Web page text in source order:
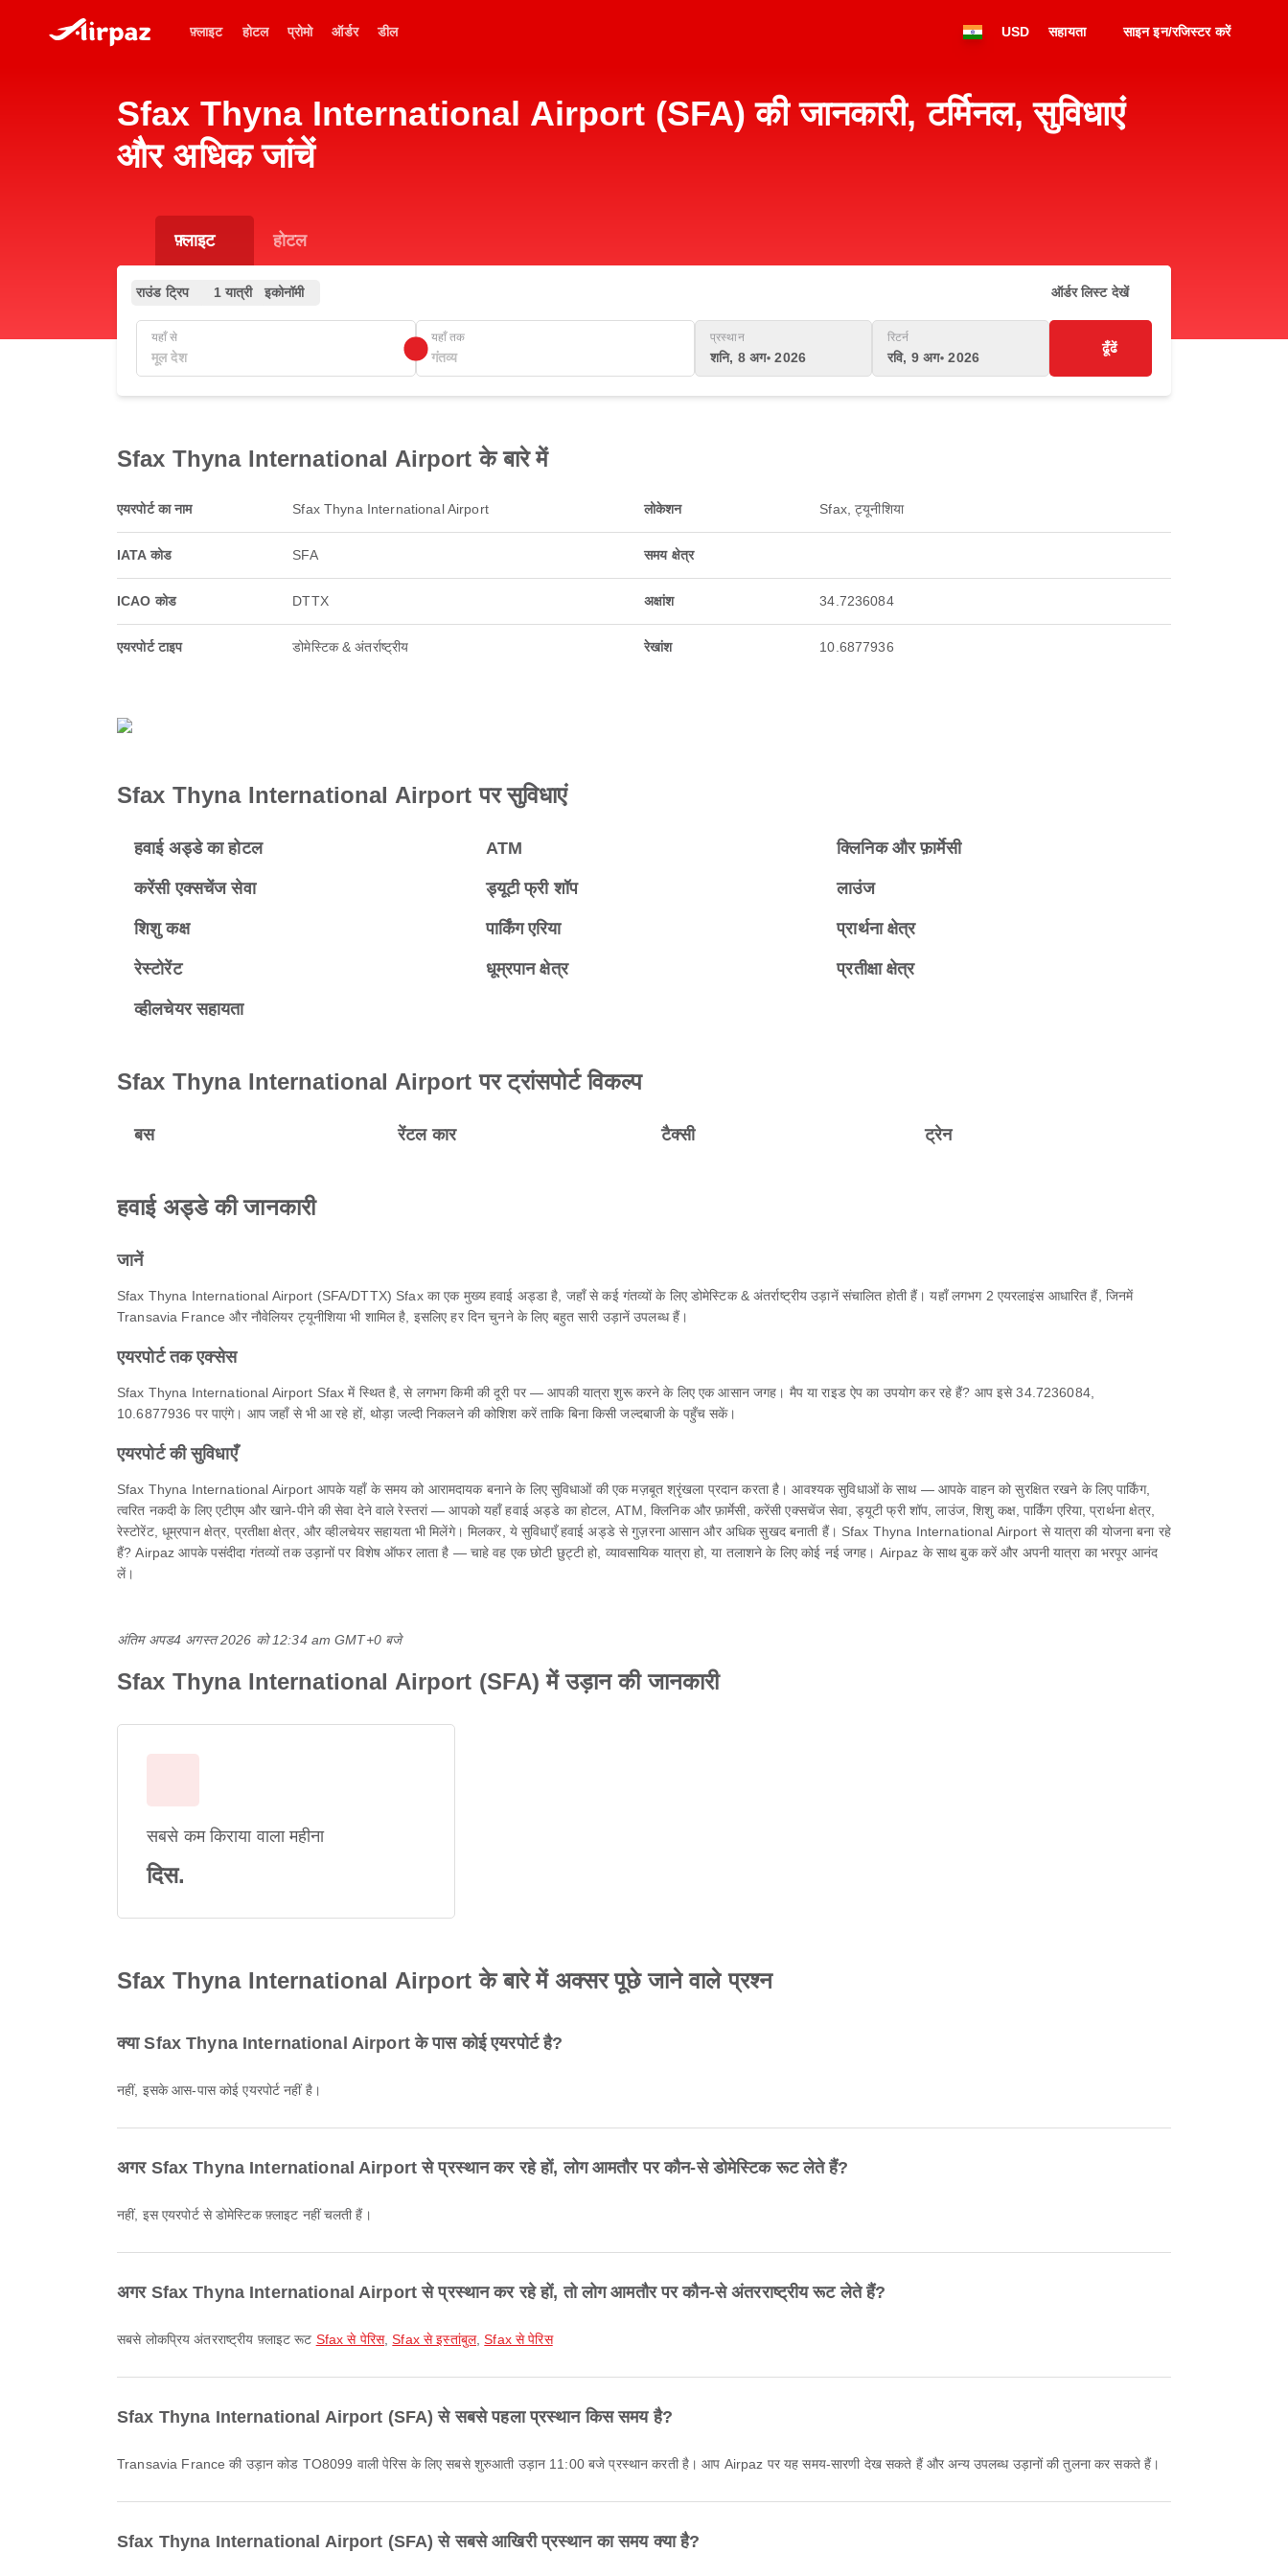
फ़्लाइट होटल प्रोमो ऑर्डर डील USD सहायता साइन इन/रजिस्टर करें
Sfax Thyna International Airport (SFA) की जानकारी, टर्मिनल, सुविधाएं
और अधिक जांचें
फ़्लाइट होटल
राउंड ट्रिप 1 यात्री इकोनॉमी ऑर्डर लिस्ट देखें
यहाँ से यहाँ तक प्रस्थान
शनि, 8 अग॰ 2026
रिटर्न
रवि, 9 अग॰ 2026
ढूँढें
Sfax Thyna International Airport के बारे में
एयरपोर्ट का नाम Sfax Thyna International Airport
IATA कोड SFA
ICAO कोड DTTX
एयरपोर्ट टाइप डोमेस्टिक & अंतर्राष्ट्रीय
लोकेशन Sfax, ट्यूनीशिया
समय क्षेत्र
अक्षांश 34.7236084
रेखांश 10.6877936
Sfax Thyna International Airport पर सुविधाएं
हवाई अड्डे का होटल ATM क्लिनिक और फ़ार्मेसी
करेंसी एक्सचेंज सेवा ड्यूटी फ्री शॉप लाउंज
शिशु कक्ष पार्किंग एरिया प्रार्थना क्षेत्र
रेस्टोरेंट धूम्रपान क्षेत्र प्रतीक्षा क्षेत्र
व्हीलचेयर सहायता
Sfax Thyna International Airport पर ट्रांसपोर्ट विकल्प
बस रेंटल कार टैक्सी ट्रेन
हवाई अड्डे की जानकारी
जानें
Sfax Thyna International Airport (SFA/DTTX) Sfax का एक मुख्य हवाई अड्डा है, जहाँ से कई गंतव्यों के लिए डोमेस्टिक & अंतर्राष्ट्रीय उड़ानें संचालित होती हैं। यहाँ लगभग 2 एयरलाइंस आधारित हैं, जिनमें
Transavia France और नौवेलियर ट्यूनीशिया भी शामिल है, इसलिए हर दिन चुनने के लिए बहुत सारी उड़ानें उपलब्ध हैं।
एयरपोर्ट तक एक्सेस
Sfax Thyna International Airport Sfax में स्थित है, से लगभग किमी की दूरी पर — आपकी यात्रा शुरू करने के लिए एक आसान जगह। मैप या राइड ऐप का उपयोग कर रहे हैं? आप इसे 34.7236084,
10.6877936 पर पाएंगे। आप जहाँ से भी आ रहे हों, थोड़ा जल्दी निकलने की कोशिश करें ताकि बिना किसी जल्दबाजी के पहुँच सकें।
एयरपोर्ट की सुविधाएँ
Sfax Thyna International Airport आपके यहाँ के समय को आरामदायक बनाने के लिए सुविधाओं की एक मज़बूत श्रृंखला प्रदान करता है। आवश्यक सुविधाओं के साथ — आपके वाहन को सुरक्षित रखने के लिए पार्किंग,
त्वरित नकदी के लिए एटीएम और खाने-पीने की सेवा देने वाले रेस्तरां — आपको यहाँ हवाई अड्डे का होटल, ATM, क्लिनिक और फ़ार्मेसी, करेंसी एक्सचेंज सेवा, ड्यूटी फ्री शॉप, लाउंज, शिशु कक्ष, पार्किंग एरिया, प्रार्थना क्षेत्र,
रेस्टोरेंट, धूम्रपान क्षेत्र, प्रतीक्षा क्षेत्र, और व्हीलचेयर सहायता भी मिलेंगे। मिलकर, ये सुविधाएँ हवाई अड्डे से गुज़रना आसान और अधिक सुखद बनाती हैं। Sfax Thyna International Airport से यात्रा की योजना बना रहे
हैं? Airpaz आपके पसंदीदा गंतव्यों तक उड़ानों पर विशेष ऑफर लाता है — चाहे वह एक छोटी छुट्टी हो, व्यावसायिक यात्रा हो, या तलाशने के लिए कोई नई जगह। Airpaz के साथ बुक करें और अपनी यात्रा का भरपूर आनंद
लें।
अंतिम अपड4 अगस्त 2026 को 12:34 am GMT+0 बजे
Sfax Thyna International Airport (SFA) में उड़ान की जानकारी
सबसे कम किराया वाला महीना
दिस.
Sfax Thyna International Airport के बारे में अक्सर पूछे जाने वाले प्रश्न
क्या Sfax Thyna International Airport के पास कोई एयरपोर्ट है?
नहीं, इसके आस-पास कोई एयरपोर्ट नहीं है।
अगर Sfax Thyna International Airport से प्रस्थान कर रहे हों, लोग आमतौर पर कौन-से डोमेस्टिक रूट लेते हैं?
नहीं, इस एयरपोर्ट से डोमेस्टिक फ़्लाइट नहीं चलती हैं।
अगर Sfax Thyna International Airport से प्रस्थान कर रहे हों, तो लोग आमतौर पर कौन-से अंतरराष्ट्रीय रूट लेते हैं?
सबसे लोकप्रिय अंतरराष्ट्रीय फ़्लाइट रूट Sfax से पेरिस,Sfax से इस्तांबुल,Sfax से पेरिस
Sfax Thyna International Airport (SFA) से सबसे पहला प्रस्थान किस समय है?
Transavia France की उड़ान कोड TO8099 वाली पेरिस के लिए सबसे शुरुआती उड़ान 11:00 बजे प्रस्थान करती है। आप Airpaz पर यह समय-सारणी देख सकते हैं और अन्य उपलब्ध उड़ानों की तुलना कर सकते हैं।
Sfax Thyna International Airport (SFA) से सबसे आखिरी प्रस्थान का समय क्या है?